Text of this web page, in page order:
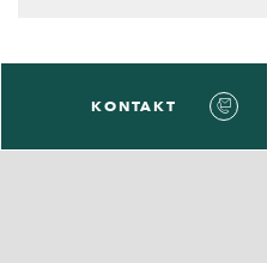
KONTAKT